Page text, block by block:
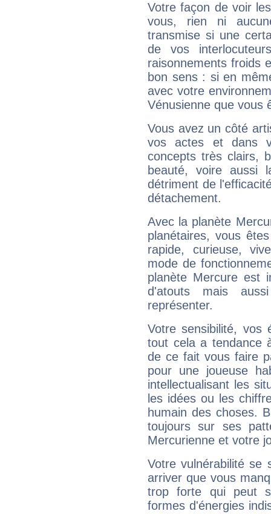
Votre façon de voir
vous, rien ni
transmise si une
de vos
raisonnements froids
bon sens : si en
avec votre
Vénusienne que vous
Vous avez un côté
vos actes et dans
concepts très clairs,
beauté, voire aussi
détriment de
détachement.
Avec la planète
planétaires, vous
rapide, curieuse,
mode de
planète Mercure est
d'atouts mais
représenter.
Votre sensibilité,
tout cela a tendance
de ce fait vous faire
pour une joueuse
intellectualisant les
les idées ou les
humain des choses.
toujours sur ses
Mercurienne et votre
Votre vulnérabilité se
arriver que vous
trop forte qui peut
formes d'énergies